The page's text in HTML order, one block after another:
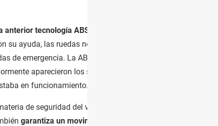
anterior tecnología ABS
su ayuda, las ruedas no se bloquean por completo, lo que
de emergencia. La ABS frena cada rueda individualmente,
aparecieron los sistemas adicionales ASR, TCS, A-
en funcionamiento.
de seguridad del vehículo. Al igual que el sistema ABS,
garantiza un movimiento más estable del vehículo en las